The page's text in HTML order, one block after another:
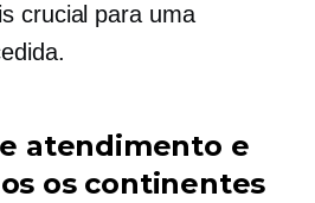
crucial para uma
atendimento e
os continentes